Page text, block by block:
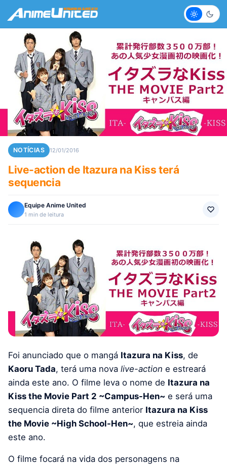
Claro
NOTÍCIAS 12/01/2016
Live-action de Itazura na Kiss terá
sequencia
Equipe Anime United
1 min de leitura
Foi anunciado que o mangá Itazura na Kiss, de
Kaoru Tada, terá uma nova live-action e estreará
ainda este ano. O filme leva o nome de Itazura na
Kiss the Movie Part 2 ~Campus-Hen~ e será uma
sequencia direta do filme anterior Itazura na Kiss
the Movie ~High School-Hen~, que estreia ainda
este ano.
O filme focará na vida dos personagens na